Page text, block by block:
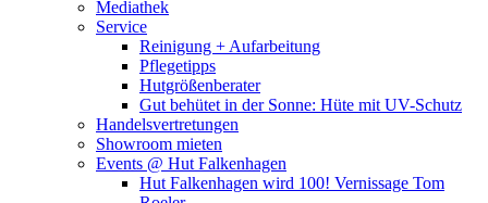
Mediathek
Service
Reinigung + Aufarbeitung
Pflegetipps
Hutgrößenberater
Gut behütet in der Sonne: Hüte mit UV-Schutz
Handelsvertretungen
Showroom mieten
Events @ Hut Falkenhagen
Hut Falkenhagen wird 100! Vernissage Tom